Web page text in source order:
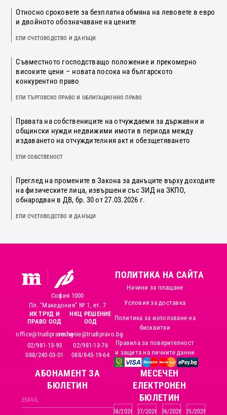
Относно сроковете за безплатна обмяна на левовете в евро
и двойното обозначаване на цените
ЕПИ СЧЕТОВОДСТВО И ДАНЪЦИ
Съвместното господстващо положение и прекомерно
високите цени – новата посока на българското
конкурентно право
ЕПИ ТЪРГОВСКО ПРАВО И ОБЛИГАЦИОННО ПРАВО
Правата на собствениците на отчуждаеми за държавни и
общински нужди недвижими имоти в периода между
издаването на отчуждителния акт и обезщетяването
ЕПИ СОБСТВЕНОСТ
Преглед на промените в Закона за данъците върху доходите
на физическите лица, извършени със ЗИД на ЗКПО,
обнародван в ДВ, бр. 30 от 27.03.2026 г.
ЕПИ СЧЕТОВОДСТВО И ДАНЪЦИ
София 1000
Пл. "Македония" № 1, ет. 7
ИК ТРУД И
ПРАВО ООД
office@trudipravo.bg
02/981-13-93
088/240-03-01
НКЦ РЕШЕНИЕ
ООД
reshenie@trudipravo.bg
02/981-13-76
088/845-19-64
ПОЛИТИКА НА САЙТА
Начини за плащане
Условия за доставка
Политика за използване на
бисквитки
Правила за поверителност
и защита на личните данни
АБОНАМЕНТ ЗА
БЮЛЕТИН
MЕСЕЧЕН
ЕЛЕКТРОНЕН
БЮЛЕТИН
08/2026 07/2026 06/2026 05/2026